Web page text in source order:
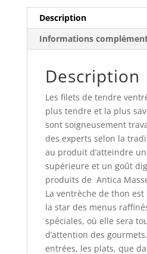
Description
Informations
Description
Les filets de tendre
plus tendre et la plus
sont soigneusement
des experts selon la
au produit d’atteindre
supérieure et un goût
produits de Antica
La ventrèche de thon
la star des menus
spéciales, où elle sera
d’attention des
entrées, les plats, que